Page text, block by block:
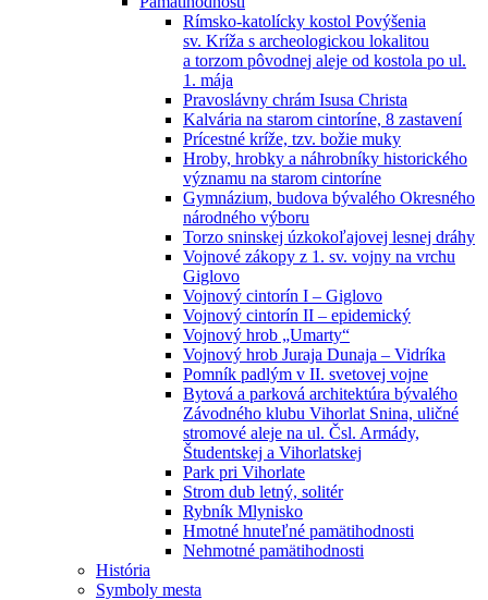
Rímsko-katolícky kostol Povýšenia
sv. Kríža s archeologickou lokalitou
a torzom pôvodnej aleje od kostola po ul.
1. mája
Pravoslávny chrám Isusa Christa
Kalvária na starom cintoríne, 8 zastavení
Prícestné kríže, tzv. božie muky
Hroby, hrobky a náhrobníky historického
významu na starom cintoríne
Gymnázium, budova bývalého Okresného
národného výboru
Torzo sninskej úzkokoľajovej lesnej dráhy
Vojnové zákopy z 1. sv. vojny na vrchu
Giglovo
Vojnový cintorín I – Giglovo
Vojnový cintorín II – epidemický
Vojnový hrob „Umarty“
Vojnový hrob Juraja Dunaja – Vidríka
Pomník padlým v II. svetovej vojne
Bytová a parková architektúra bývalého
Závodného klubu Vihorlat Snina, uličné
stromové aleje na ul. Čsl. Armády,
Študentskej a Vihorlatskej
Park pri Vihorlate
Strom dub letný, solitér
Rybník Mlynisko
Hmotné hnuteľné pamätihodnosti
Nehmotné pamätihodnosti
História
Symboly mesta